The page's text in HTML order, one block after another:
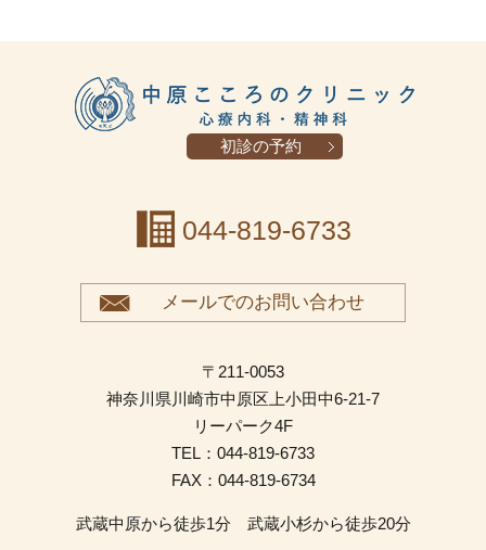
初診の予約
044-819-6733
メールでのお問い合わせ
〒211-0053
神奈川県川崎市中原区上小田中6-21-7
リーパーク4F
TEL：044-819-6733
FAX：044-819-6734
武蔵中原から徒歩1分 武蔵小杉から徒歩20分